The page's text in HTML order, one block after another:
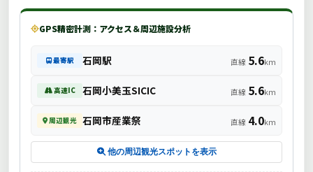
GPS精密計測：アクセス＆周辺施設分析
最寄駅 石岡駅 直線 5.6km
高速IC 石岡小美玉SICIC 直線 5.6km
周辺観光 石岡市産業祭 直線 4.0km
他の周辺観光スポットを表示